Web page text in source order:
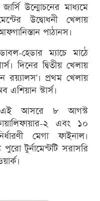
উন্মোচনের মাধ্যমে
উদ্বোধনী খেলায়
পাঠানস।
হেডার ম্যাচে মাঠে
দিনের দ্বিতীয় খেলায়
রয়্যালস'। প্রথম খেলায়
এশিয়ান স্টার্স।
এই আসরে ৮ আগস্ট
২ এবং ১০
মেগা ফাইনাল।
টুর্নামেন্টটি সরাসরি